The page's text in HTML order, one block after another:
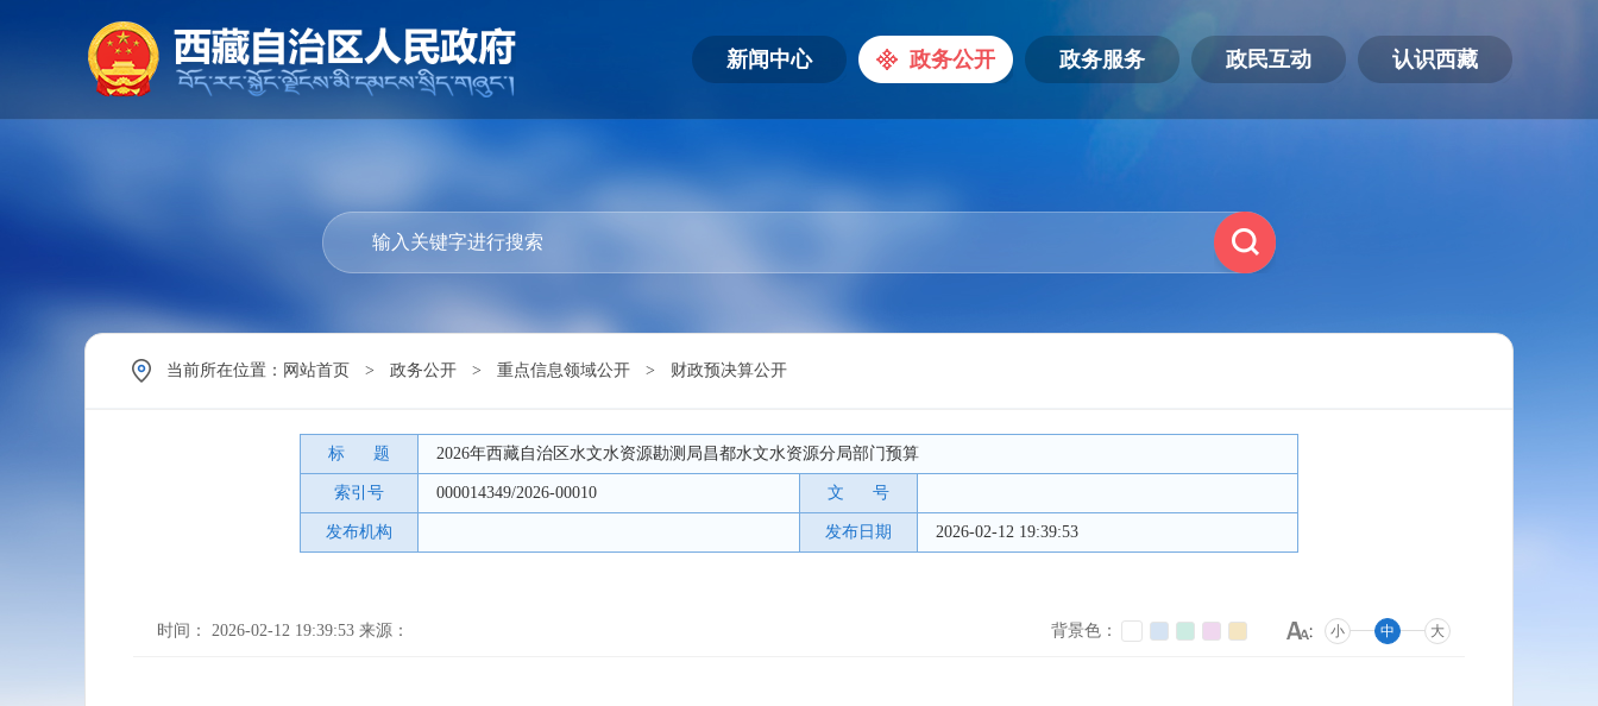
新闻中心 政务公开 政务服务 政民互动 认识西藏
当前所在位置： 网站首页 > 政务公开 > 重点信息领域公开 > 财政预决算公开
标 题 ​2026年西藏自治区水文水资源勘测局昌都水文水资源分局部门预算
索引号 000014349/2026-00010 文 号
发布机构 发布日期 2026-02-12 19:39:53
时间： 2026-02-12 19:39:53 来源： 背景色： 小 中 大